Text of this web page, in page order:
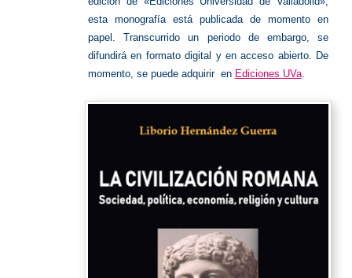
esta monografía está publicada de momento en
papel. Transcurrido un periodo de embargo, se
difundirá en formato digital y en acceso abierto. De
momento, se puede adquirir en Ediciones UVa.